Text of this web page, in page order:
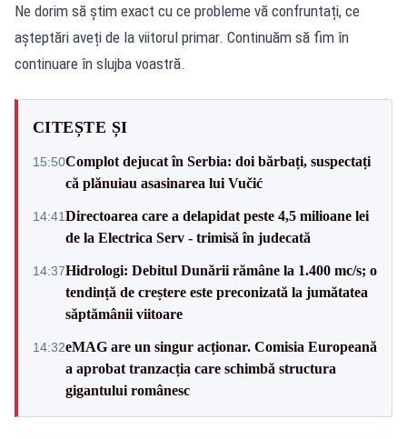
Ne dorim să știm exact cu ce probleme vă confruntați, ce
așteptări aveți de la viitorul primar. Continuăm să fim în
continuare în slujba voastră.
CITEȘTE ȘI
15:50Complot dejucat în Serbia: doi bărbați, suspectați
că plănuiau asasinarea lui Vučić
14:41Directoarea care a delapidat peste 4,5 milioane lei
de la Electrica Serv - trimisă în judecată
14:37Hidrologi: Debitul Dunării rămâne la 1.400 mc/s; o
tendință de creștere este preconizată la jumătatea
săptămânii viitoare
14:32eMAG are un singur acționar. Comisia Europeană
a aprobat tranzacția care schimbă structura
gigantului românesc